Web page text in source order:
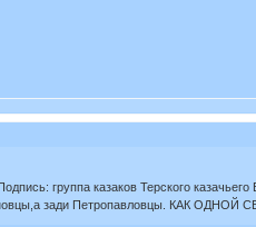
группа казаков Терского
зади Петропавловцы. КАК